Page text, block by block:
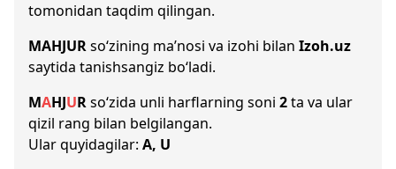
tomonidan taqdim qilingan.
MAHJURso‘zining ma’nosi va izohi bilan Izoh.uz
saytida tanishsangiz bo‘ladi.
MAHJURso‘zida unli harflarning soni 2ta va ular
qizil rang bilan belgilangan.
Ular quyidagilar: A, U